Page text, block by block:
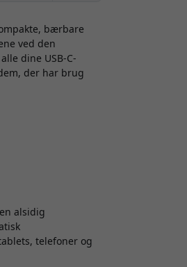
bærbare
ved den
dine USB-C-
der har brug
alsidig
telefoner og